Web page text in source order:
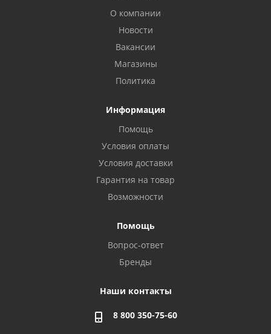
О компании
Новости
Вакансии
Магазины
Политика
Информация
Помощь
Условия оплаты
Условия доставки
Гарантия на товар
Возможности
Помощь
Вопрос-ответ
Бренды
Наши контакты
8 800 350-75-60